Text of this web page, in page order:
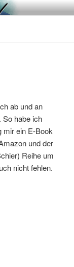
ab und an
So habe ich
mir ein E-Book
und der
Reihe um
nicht fehlen.